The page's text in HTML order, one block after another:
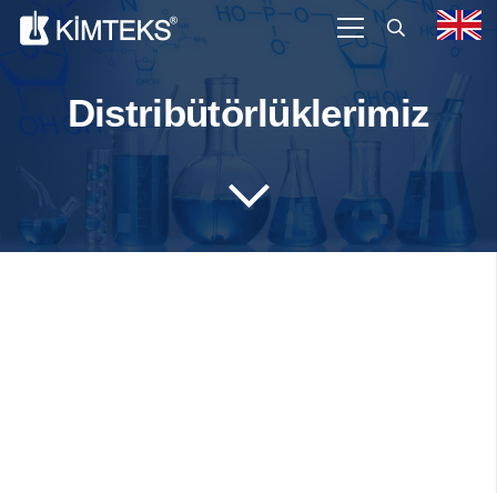
Distribütörlüklerimiz